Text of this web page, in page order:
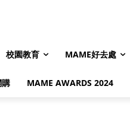
校園教育 MAME好去處
購 MAME AWARDS 2024